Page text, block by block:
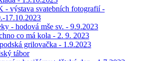
- výstava svatebních fotografií -
17.10.2023
- hodová mše sv. - 9.9.2023
co má kola - 2. 9. 2023
grilovačka - 1.9.2023
tábor